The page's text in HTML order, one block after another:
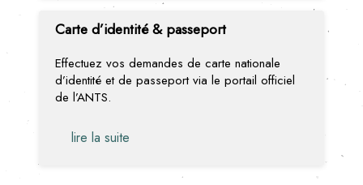
Carte d’identité & passeport
Effectuez vos demandes de carte nationale
d’identité et de passeport via le portail officiel
de l’ANTS.
lire la suite